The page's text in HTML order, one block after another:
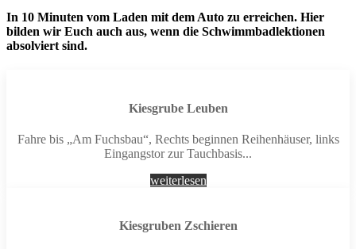
In 10 Minuten vom Laden mit dem Auto zu erreichen. Hier
bilden wir Euch auch aus, wenn die Schwimmbadlektionen
absolviert sind.
Kiesgrube Leuben
Fahre bis „Am Fuchsbau“, Rechts beginnen Reihenhäuser, links
Eingangstor zur Tauchbasis...
weiterlesen
Kiesgruben Zschieren